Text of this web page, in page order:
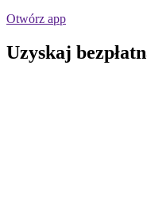
Otwórz app
Uzyskaj